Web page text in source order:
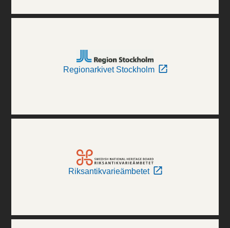
Regionarkivet Stockholm
Riksantikvarieämbetet